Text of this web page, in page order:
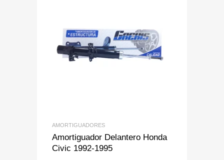
Add to Wishlist
Add to Compare
AMORTIGUADORES
Amortiguador Delantero Honda
Civic 1992-1995